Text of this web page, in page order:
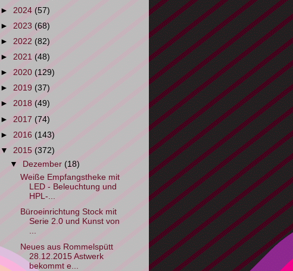
► 2024 (57)
► 2023 (68)
► 2022 (82)
► 2021 (48)
► 2020 (129)
► 2019 (37)
► 2018 (49)
► 2017 (74)
► 2016 (143)
▼ 2015 (372)
▼ Dezember (18)
Weiße Empfangstheke mit
LED - Beleuchtung und
HPL-...
Büroeinrichtung Stock mit
Serie 2.0 und Kunst von
...
Neues aus Rommelspütt
28.12.2015 Astwerk
bekommt e...